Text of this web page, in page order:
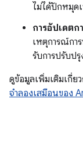
ไม่ได้ปักหมุด
การอัปเดต
เหตุการณ์กา
รับการปรับปรุ
ดูข้อมูลเพิ่มเติมเกี่ย
จำลองเสมือนของ